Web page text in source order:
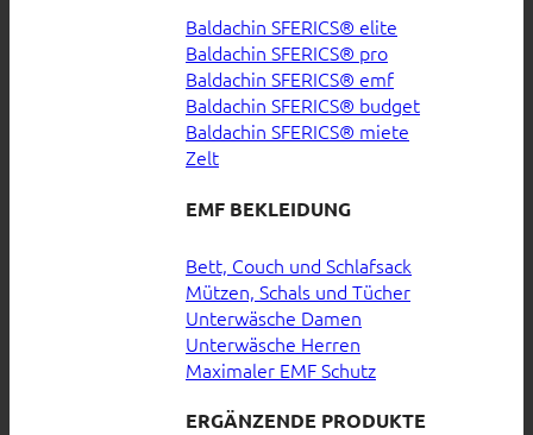
Baldachin SFERICS® elite
Baldachin SFERICS® pro
Baldachin SFERICS® emf
Baldachin SFERICS® budget
Baldachin SFERICS® miete
Zelt
EMF BEKLEIDUNG
Bett, Couch und Schlafsack
Mützen, Schals und Tücher
Unterwäsche Damen
Unterwäsche Herren
Maximaler EMF Schutz
ERGÄNZENDE PRODUKTE